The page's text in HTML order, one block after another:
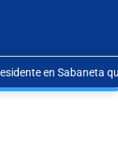
en Sabaneta